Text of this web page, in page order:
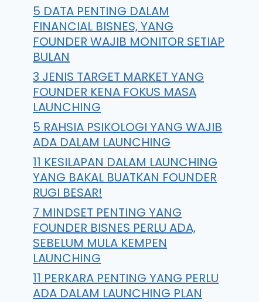
5 DATA PENTING DALAM
FINANCIAL BISNES, YANG
FOUNDER WAJIB MONITOR SETIAP
BULAN
3 JENIS TARGET MARKET YANG
FOUNDER KENA FOKUS MASA
LAUNCHING
5 RAHSIA PSIKOLOGI YANG WAJIB
ADA DALAM LAUNCHING
11 KESILAPAN DALAM LAUNCHING
YANG BAKAL BUATKAN FOUNDER
RUGI BESAR!
7 MINDSET PENTING YANG
FOUNDER BISNES PERLU ADA,
SEBELUM MULA KEMPEN
LAUNCHING
11 PERKARA PENTING YANG PERLU
ADA DALAM LAUNCHING PLAN